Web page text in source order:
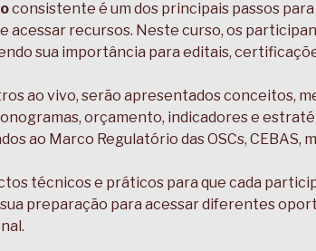
consistente é um dos principais passos
acessar recursos. Neste curso, os
sua importância para editais,
ao vivo, serão apresentados conceitos,
orçamento, indicadores e
ao Marco Regulatório das OSCs, CEBAS,
técnicos e práticos para que cada
preparação para acessar diferentes